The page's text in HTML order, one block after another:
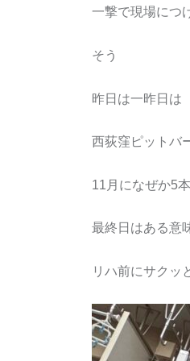
一撃で現場につ
そう
昨日は一昨日は
西荻窪ピットバ
11月になぜか5
最終日はある意
リハ前にサクッ